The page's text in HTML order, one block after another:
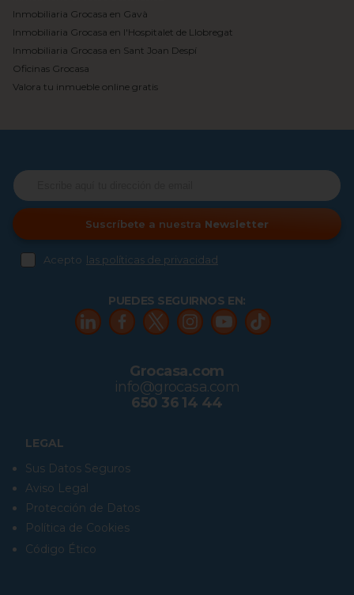
Inmobiliaria Grocasa en Gavà
Inmobiliaria Grocasa en l'Hospitalet de Llobregat
Inmobiliaria Grocasa en Sant Joan Despí
Oficinas Grocasa
Valora tu inmueble online gratis
Suscríbete a nuestra Newsletter
Acepto las políticas de privacidad
LEGAL
Sus Datos Seguros
Aviso Legal
Protección de Datos
Política de Cookies
Código Ético
PUEDES SEGUIRNOS EN:
Grocasa.com
info@grocasa.com
650 36 14 44